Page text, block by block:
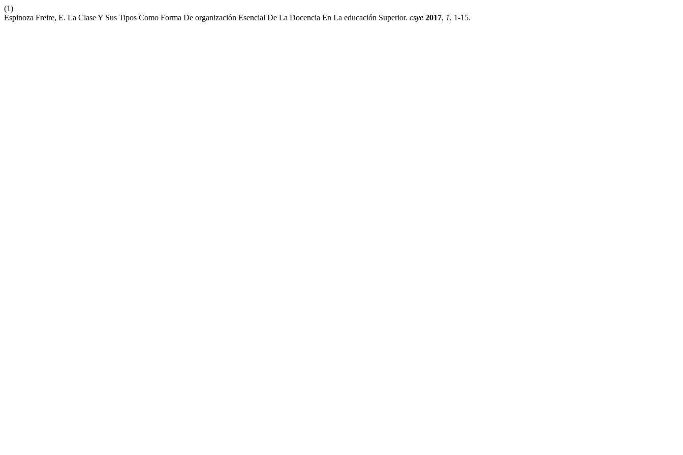
(1)
Espinoza Freire, E. La Clase Y Sus Tipos Como Forma De organización Esencial De La Docencia En La educación Superior. csye 2017, 1, 1-15.